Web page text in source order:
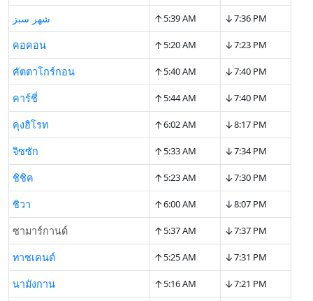
شهر سبز ↑5:39 AM ↓7:36 PM
คอคอน ↑5:20 AM ↓7:23 PM
คัตตาโกร์กอน ↑5:40 AM ↓7:40 PM
คาร์ชี่ ↑5:44 AM ↓7:40 PM
คุงฮิโรท ↑6:02 AM ↓8:17 PM
จิซซัก ↑5:33 AM ↓7:34 PM
ชิชิค ↑5:23 AM ↓7:30 PM
ชิวา ↑6:00 AM ↓8:07 PM
ซามาร์กานด์ ↑5:37 AM ↓7:37 PM
ทาชเคนต์ ↑5:25 AM ↓7:31 PM
นามังกาน ↑5:16 AM ↓7:21 PM